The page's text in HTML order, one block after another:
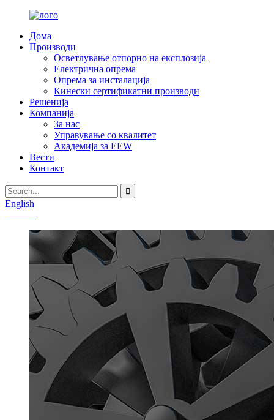
Дома
Производи
Осветлување отпорно на експлозија
Електрична опрема
Опрема за инсталација
Кинески сертификатни производи
Решенија
Компанија
За нас
Управување со квалитет
Академија за EEW
Вести
Контакт
English